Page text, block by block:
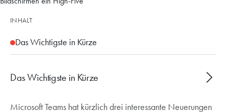
INHALT
Das Wichtigste in Kürze
Das Wichtigste in Kürze
Neue anpassbare Soundbenachrichtigungen je
Microsoft Teams hat kürzlich drei interessante Neuerungen